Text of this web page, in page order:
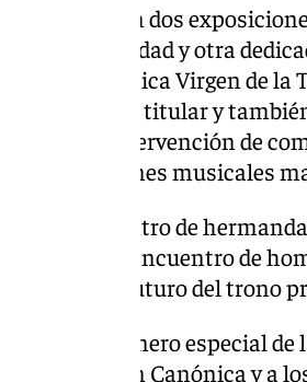
se realizarán dos
de la Trinidad y otra
Banda Sinfónica Virgen de
a su titular y
con la intervención de
de formaciones musicales
un encuentro de
Trinidad y un encuentro de
presente y futuro del trono
un número especial
la Coronación Canónica y a